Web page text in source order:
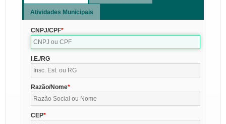
Atividades Municipais
CNPJ/CPF
I.E./RG
Razão/Nome
CEP